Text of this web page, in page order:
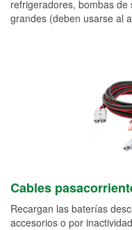
refrigeradores, bombas
grandes (deben usarse al
Cables
Recargan las baterías
accesorios o por